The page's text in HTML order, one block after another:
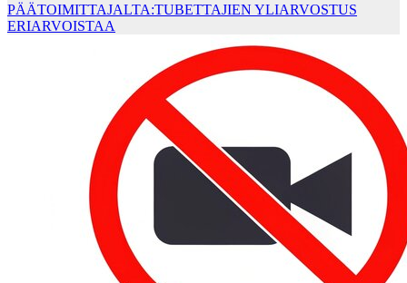
PÄÄTOIMITTAJALTA:TUBETTAJIEN YLIARVOSTUS
ERIARVOISTAA